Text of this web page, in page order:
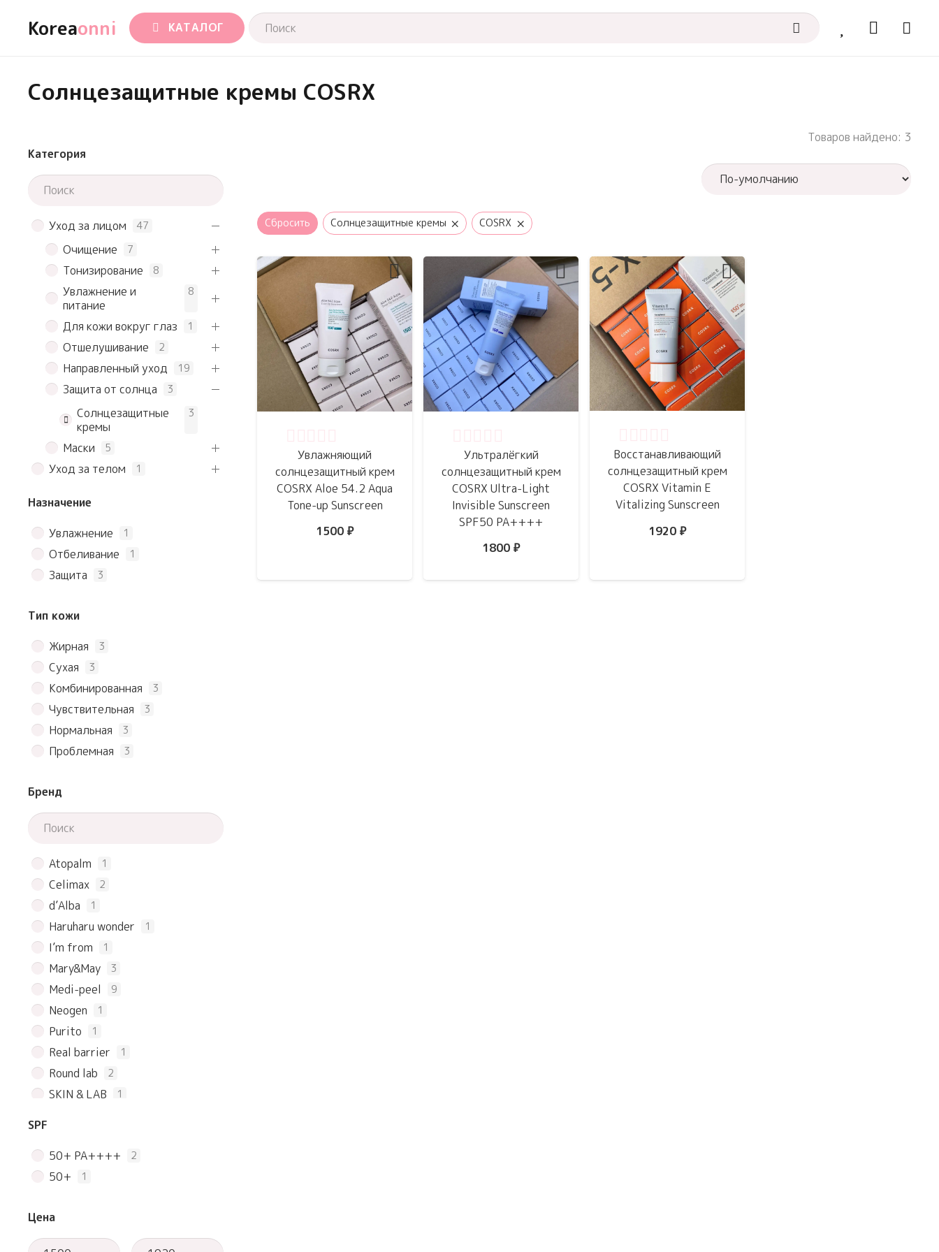
Koreaonni КАТАЛОГ
Солнцезащитные кремы COSRX
Категория
Уход за лицом 47
Очищение 7
Тонизирование 8
Увлажнение и
питание
8
Для кожи вокруг глаз 1
Отшелушивание 2
Направленный уход 19
Защита от солнца 3
Солнцезащитные
кремы
3
Маски 5
Уход за телом 1
Назначение
Увлажнение
1
Отбеливание 1
Защита 3
Тип кожи
Жирная
3
Сухая 3
Комбинированная 3
Чувствительная 3
Нормальная 3
Проблемная 3
Бренд
Atopalm 1
Celimax 2
d’Alba 1
Haruharu wonder 1
I’m from 1
Mary&May 3
Medi-peel 9
Neogen 1
Purito 1
Real barrier 1
Round lab 2
SKIN & LAB 1
The Saem 5
COSRX
Torriden
innisfree 1
SPF
50+ PA++++
2
50+ 1
Цена
Товаров найдено: 3
Сбросить Солнцезащитные кремы × COSRX ×
Увлажняющий
солнцезащитный крем
COSRX Aloe 54.2 Aqua
Tone-up Sunscreen
1500 ₽
Ультралёгкий
солнцезащитный крем
COSRX Ultra-Light
Invisible Sunscreen
SPF50 PA++++
1800 ₽
Восстанавливающий
солнцезащитный крем
COSRX Vitamin E
Vitalizing Sunscreen
1920 ₽